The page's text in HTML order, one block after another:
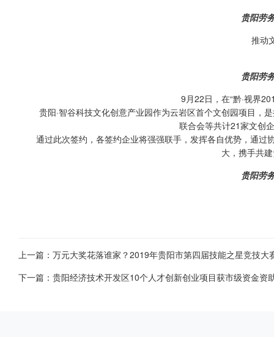
贵阳劳
推动
贵阳劳
9月22日，在“黔·视界
贵阳·智谷科技文化创意产业园作为云岩区首个文创园项目，
联合会等共计21家文创
通过此次签约，各签约企业将强强联手，发挥各自优势，通过
大，携手共
贵阳劳
上一篇：万元大奖花落谁家？2019年贵阳市第四届技能之星竞技
下一篇：贵阳经济技术开发区10个人才创新创业项目获市级资金资